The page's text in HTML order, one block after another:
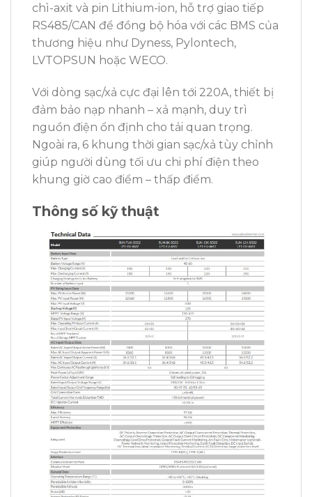
chì-axit và pin Lithium-ion, hỗ trợ giao tiếp
RS485/CAN để đồng bộ hóa với các BMS của
thương hiệu như Dyness, Pylontech,
LVTOPSUN hoặc WECO.
Với dòng sạc/xả cực đại lên tới 220A, thiết bị
đảm bảo nạp nhanh – xả mạnh, duy trì
nguồn điện ổn định cho tải quan trọng.
Ngoài ra, 6 khung thời gian sạc/xả tùy chỉnh
giúp người dùng tối ưu chi phí điện theo
khung giờ cao điểm – thấp điểm.
Thông số kỹ thuật